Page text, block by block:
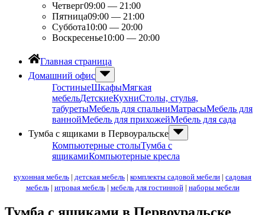
Четверг09:00 — 21:00
Пятница09:00 — 21:00
Суббота10:00 — 20:00
Воскресенье10:00 — 20:00
Главная страница
Домашний офис
ГостиныеШкафыМягкая
мебельДетскиеКухниСтолы, стулья,
табуретыМебель для спальниМатрасыМебель для
ваннойМебель для прихожейМебель для сада
Тумба с ящиками в Первоуральске
Компьютерные столыТумба с
ящикамиКомпьютерные кресла
кухонная мебель | детская мебель | комплекты садовой мебели | садовая
мебель| игровая мебель| мебель для гостинной| наборы мебели
Тумба с ящиками в Первоуральске